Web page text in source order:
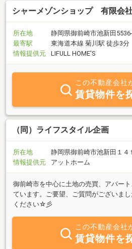
シャーメゾンショップ 有限会
所在地
静岡県御前崎市池新田
最寄駅
東海道本線 菊川駅 徒歩3分
情報提供元
LIFULL HOME'S
この不動産会社
賃貸物件を
（同）ライフスタイル企画
所在地
静岡県御前崎市池新田１４
情報提供元
アットホーム
御前崎市を中心に土地の売買、アパー
ています。ご要望、ご質問がございま
ください☆彡
この不動産会社
賃貸物件を